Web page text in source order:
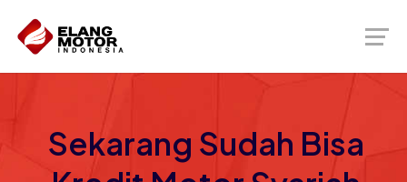
Sekarang Sudah Bisa